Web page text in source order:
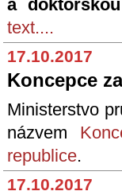
a
text....
17.10.2017
Koncepce
Ministerstvo
názvem
republice.
17.10.2017